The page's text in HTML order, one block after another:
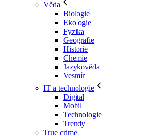
Věda
Biologie
Ekologie
Fyzika
Geografie
Historie
Chemie
Jazykověda
Vesmír
IT a technologie
Digital
Mobil
Technologie
Trendy
True crime